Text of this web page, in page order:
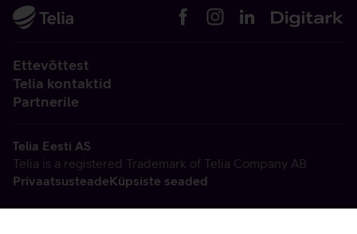
Ettevõttest
Telia kontaktid
Partnerile
Telia Eesti AS
Telia is a registered Trademark of Telia Company AB
PrivaatsusteadeKüpsiste seaded